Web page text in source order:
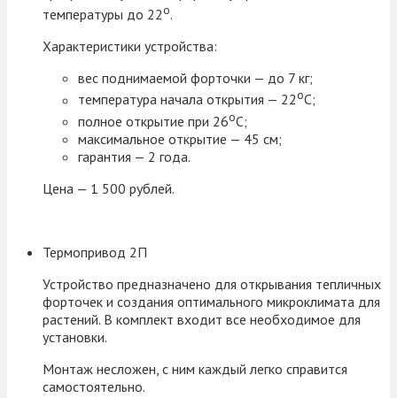
температуры до 22о.
Характеристики устройства:
вес поднимаемой форточки — до 7 кг;
температура начала открытия — 22оС;
полное открытие при 26оС;
максимальное открытие — 45 см;
гарантия — 2 года.
Цена — 1 500 рублей.
Термопривод 2П
Устройство предназначено для открывания тепличных
форточек и создания оптимального микроклимата для
растений. В комплект входит все необходимое для
установки.
Монтаж несложен, с ним каждый легко справится
самостоятельно.